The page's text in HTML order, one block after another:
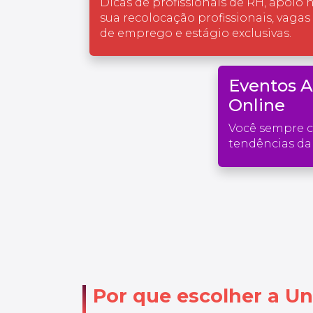
sua recolocação profissionais, vagas
de emprego e estágio exclusivas.
Eventos
Online
Você sempre
tendências da
Por que escolher a